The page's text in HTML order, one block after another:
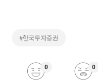
#한국투자증권
0 0